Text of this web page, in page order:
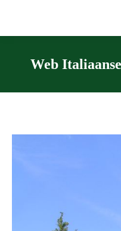
Web